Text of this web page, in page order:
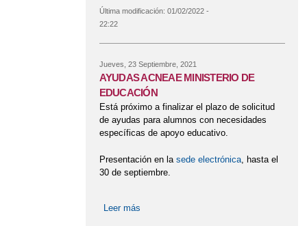
Última modificación: 01/02/2022 -
22:22
Jueves, 23 Septiembre, 2021
AYUDAS ACNEAE MINISTERIO DE
EDUCACIÓN
Está próximo a finalizar el plazo de solicitud
de ayudas para alumnos con necesidades
específicas de apoyo educativo.
Presentación en la sede electrónica, hasta el
30 de septiembre.
Leer más